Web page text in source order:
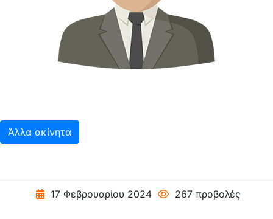
Άλλα ακίνητα
17 Φεβρουαρίου 2024 267 προβολές